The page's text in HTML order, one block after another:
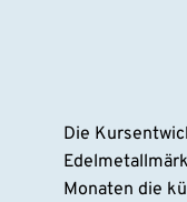
Die
Monaten die